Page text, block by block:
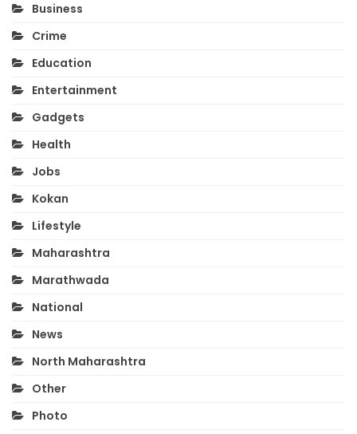
Business
Crime
Education
Entertainment
Gadgets
Health
Jobs
Kokan
Lifestyle
Maharashtra
Marathwada
National
News
North Maharashtra
Other
Photo